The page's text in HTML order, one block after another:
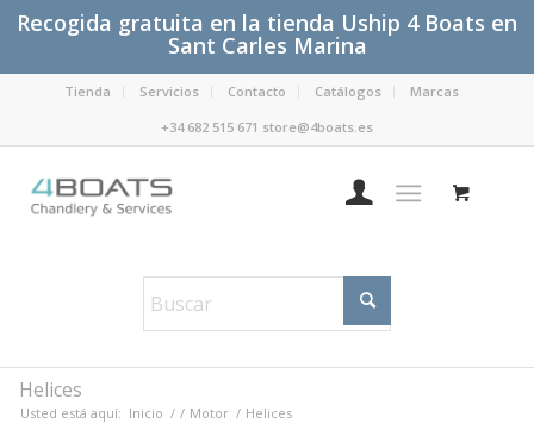
Recogida gratuita en la tienda Uship 4 Boats en
Sant Carles Marina
Tienda Servicios Contacto Catálogos
Marcas
+34 682 515 671 store@4boats.es
Helices
Usted está aquí: Inicio / / Motor / Helices